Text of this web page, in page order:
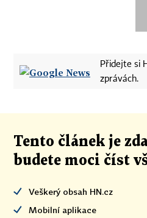
Přidejte si
zprávách.
Tento článek je
budete moci číst
Veškerý obsah HN.cz
Mobilní aplikace